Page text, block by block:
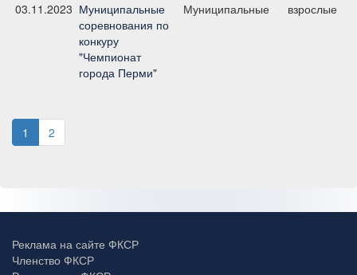
03.11.2023 Муниципальные
соревнования по
конкуру
"Чемпионат
города Перми"
Муниципальные взрослые
1 2
Реклама на сайте ФКСР
Членство ФКСР